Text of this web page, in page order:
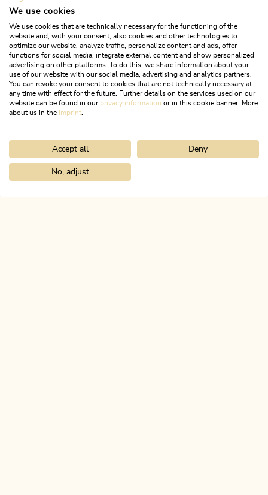
Sonnwendjoch - Kramsach
Infos & Service
We use cookies
We use cookies that are technically necessary for the functioning of the
website and, with your consent, also cookies and other technologies to
optimize our website, analyze traffic, personalize content and ads, offer
functions for social media, integrate external content and show personalized
advertising on other platforms. To do this, we share information about your
use of our website with our social media, advertising and analytics partners.
You can revoke your consent to cookies that are not technically necessary at
any time with effect for the future. Further details on the services used on our
website can be found in our privacy information or in this cookie banner. More
about us in the imprint
Accept all Deny
No, adjust